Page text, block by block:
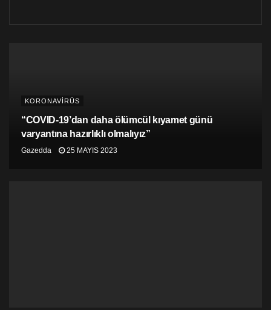
KORONAVİRÜS
“COVID-19’dan daha ölümcül kıyamet günü
varyantına hazırlıklı olmalıyız”
Gazedda 25 MAYIS 2023